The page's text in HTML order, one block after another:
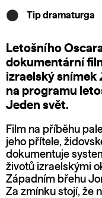
Tip dramaturga
Letošního
dokumentární
izraelský snímek
na programu
Jeden svět.
Film na příběhu
jeho přítele,
dokumentuje
životů izraelskými
Západním břehu
Za zmínku stojí, že